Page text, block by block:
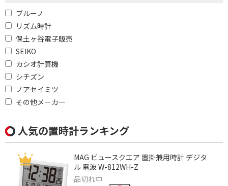
ブルーノ
リズム時計
保土ヶ谷電子販売
SEIKO
カシオ計算機
シチズン
ノアセイミツ
その他メーカー
人気の置時計ランキング
MAG ビュースクエア 置掛兼用時計 デジタ
ル 電波 W-812WH-Z
品切れ中